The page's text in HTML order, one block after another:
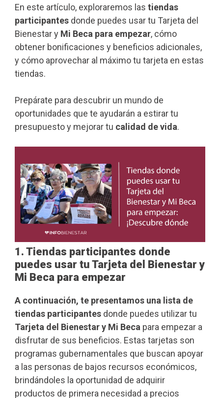
En este artículo, exploraremos las tiendas
participantes donde puedes usar tu Tarjeta del
Bienestar y Mi Beca para empezar, cómo
obtener bonificaciones y beneficios adicionales,
y cómo aprovechar al máximo tu tarjeta en estas
tiendas.
Prepárate para descubrir un mundo de
oportunidades que te ayudarán a estirar tu
presupuesto y mejorar tu calidad de vida.
1. Tiendas participantes donde
puedes usar tu Tarjeta del Bienestar y
Mi Beca para empezar
A continuación, te presentamos una lista de
tiendas participantes donde puedes utilizar tu
Tarjeta del Bienestar y Mi Beca para empezar a
disfrutar de sus beneficios. Estas tarjetas son
programas gubernamentales que buscan apoyar
a las personas de bajos recursos económicos,
brindándoles la oportunidad de adquirir
productos de primera necesidad a precios